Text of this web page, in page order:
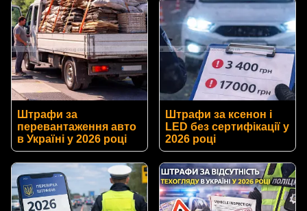
Штрафи за
перевантаження авто
в Україні у 2026 році
Штрафи за ксенон і
LED без сертифікації у
2026 році